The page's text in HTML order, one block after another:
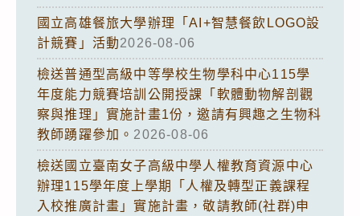
國立高雄餐旅大學辦理「AI+智慧餐飲LOGO設
計競賽」活動2026-08-06
檢送普通型高級中等學校生物學科中心115學
年度能力競賽培訓公開授課「軟體動物解剖觀
察與推理」實施計畫1份，邀請有興趣之生物科
教師踴躍參加。 2026-08-06
檢送國立臺南女子高級中學人權教育資源中心
辦理115學年度上學期「人權及轉型正義課程
入校推廣計畫」實施計畫，敬請教師(社群)申